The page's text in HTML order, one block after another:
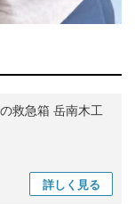
救急箱 岳南木工
詳しく 見る